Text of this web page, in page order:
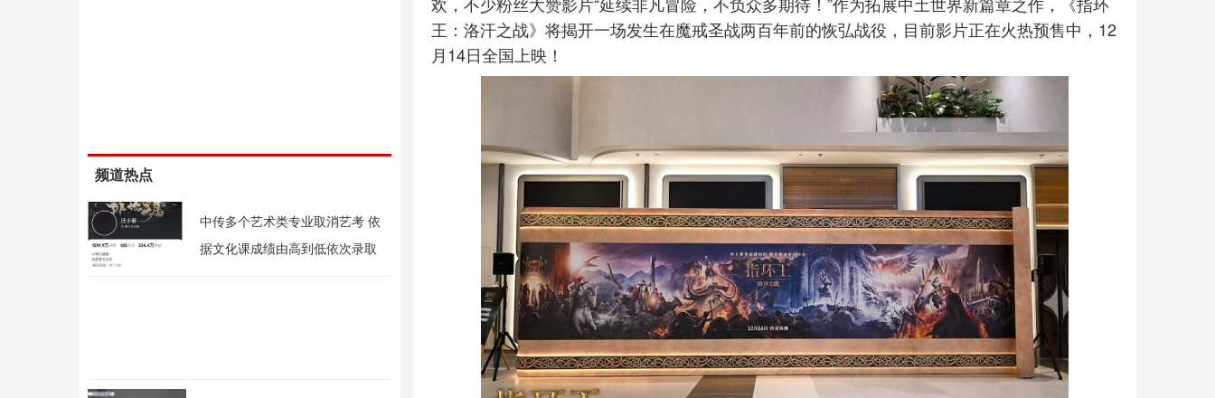
频道热点
中传多个艺术类专业取消艺考 依
据文化课成绩由高到低依次录取
王：洛汗之战》将揭开一场发生在魔戒圣战两百年前的恢弘战役，目前影片正在火热预售中，12
月14日全国上映！